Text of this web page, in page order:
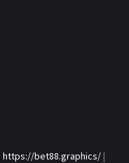
https://bet88.graphics/ |